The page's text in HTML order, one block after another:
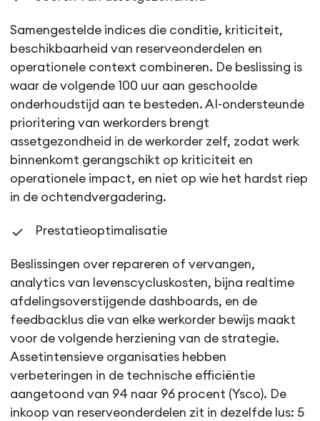
Samengestelde indices die conditie, kriticiteit,
beschikbaarheid van reserveonderdelen en
operationele context combineren. De beslissing is
waar de volgende 100 uur aan geschoolde
onderhoudstijd aan te besteden. AI-ondersteunde
prioritering van werkorders brengt
assetgezondheid in de werkorder zelf, zodat werk
binnenkomt gerangschikt op kriticiteit en
operationele impact, en niet op wie het hardst riep
in de ochtendvergadering.
Prestatieoptimalisatie
Beslissingen over repareren of vervangen,
analytics van levenscycluskosten, bijna realtime
afdelingsoverstijgende dashboards, en de
feedbacklus die van elke werkorder bewijs maakt
voor de volgende herziening van de strategie.
Assetintensieve organisaties hebben
verbeteringen in de technische efficiëntie
aangetoond van 94 naar 96 procent (Ysco). De
inkoop van reserveonderdelen zit in dezelfde lus: 5